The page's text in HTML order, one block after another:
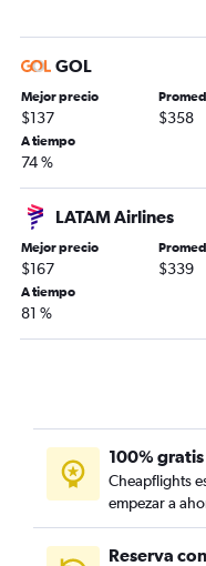
GOL
Mejor precio
$137 $358
A tiempo
74 %
LATAM Airlines
Mejor precio
$167 $339
A tiempo
81 %
100% gratis
Cheapflights
empezar a
Reserva